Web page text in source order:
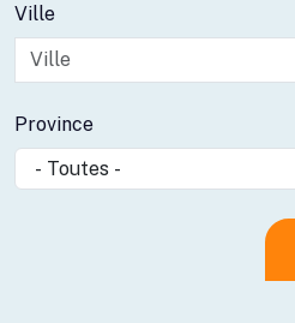
Ville
Province